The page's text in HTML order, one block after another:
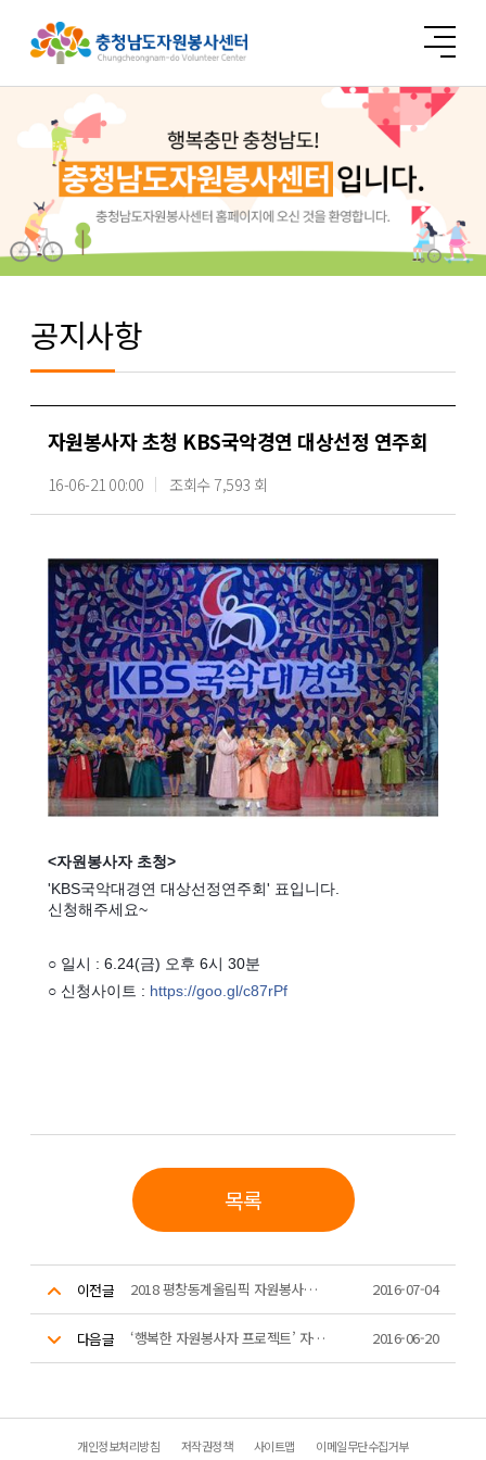
공지사항
자원봉사자 초청 KBS국악경연 대상선정 연주회
16-06-21 00:00 조회수 7,593 회
<자원봉사자 초청>
'KBS국악대경연 대상선정연주회' 표입니다.
신청해주세요~
○ 일시 : 6.24(금) 오후 6시 30분
○ 신청사이트 : https://goo.gl/c87rPf
목록
이전글 2018 평창동계올림픽 자원봉사자 모집 2016-07-04
다음글 ‘행복한 자원봉사자 프로젝트’ 자원봉사 소셜펀딩 사례 추천 2016-06-20
개인정보처리방침 저작권정책 사이트맵 이메일무단수집거부